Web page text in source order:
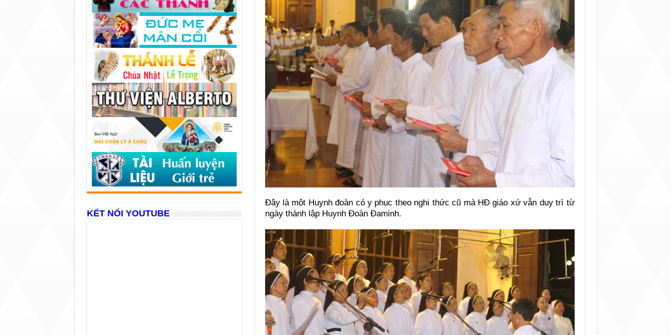
Đây là một Huynh đoàn có y phục theo nghi thức cũ mà HĐ giáo xứ vẫn duy trì từ
ngày thành lập Huynh Đoàn Đaminh.
KẾT NỐI YOUTUBE